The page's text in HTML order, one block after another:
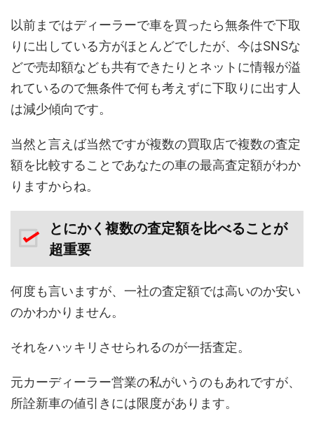
以前まではディーラーで車を買ったら無条件で下取
りに出している方がほとんどでしたが、今はSNSな
どで売却額なども共有できたりとネットに情報が溢
れているので無条件で何も考えずに下取りに出す人
は減少傾向です。
当然と言えば当然ですが複数の買取店で複数の査定
額を比較することであなたの車の最高査定額がわか
りますからね。
とにかく複数の査定額を比べることが
超重要
何度も言いますが、一社の査定額では高いのか安い
のかわかりません。
それをハッキリさせられるのが一括査定。
元カーディーラー営業の私がいうのもあれですが、
所詮新車の値引きには限度があります。